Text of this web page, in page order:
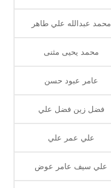
محمد عبدالله علي طاهر
محمد يحيى مثنى
عامر عبود حسن
فضل زين فضل علي
علي عمر علي
علي سيف عامر عوض